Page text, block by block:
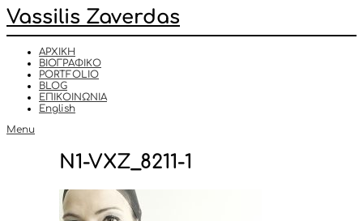
Vassilis Zaverdas
ΑΡΧΙΚΗ
ΒΙΟΓΡΑΦΙΚΟ
PORTFOLIO
BLOG
ΕΠΙΚΟΙΝΩΝΙΑ
English
Menu
N1-VXZ_8211-1